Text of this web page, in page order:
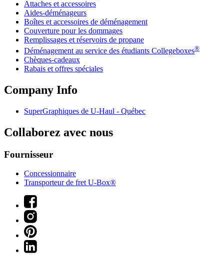
Attaches et accessoires
Aides-déménageurs
Boîtes et accessoires de déménagement
Couverture pour les dommages
Remplissages et réservoirs de propane
Déménagement au service des étudiants Collegeboxes®
Chèques-cadeaux
Rabais et offres spéciales
Company Info
SuperGraphiques de U-Haul - Québec
Collaborez avec nous
Fournisseur
Concessionnaire
Transporteur de fret U-Box®